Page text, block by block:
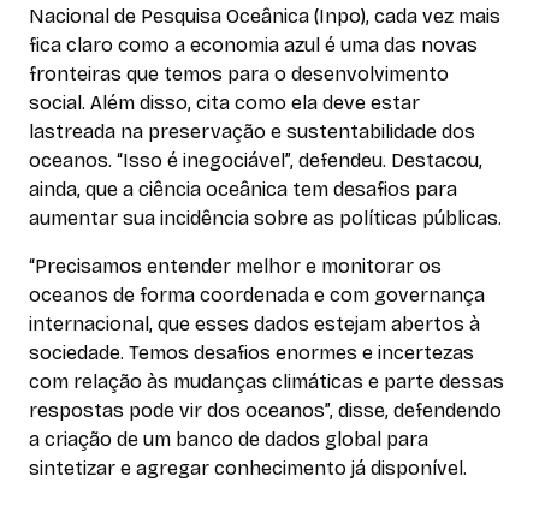
Nacional de Pesquisa Oceânica (Inpo), cada vez mais
fica claro como a economia azul é uma das novas
fronteiras que temos para o desenvolvimento
social. Além disso, cita como ela deve estar
lastreada na preservação e sustentabilidade dos
oceanos. “Isso é inegociável”, defendeu. Destacou,
ainda, que a ciência oceânica tem desafios para
aumentar sua incidência sobre as políticas públicas.
“Precisamos entender melhor e monitorar os
oceanos de forma coordenada e com governança
internacional, que esses dados estejam abertos à
sociedade. Temos desafios enormes e incertezas
com relação às mudanças climáticas e parte dessas
respostas pode vir dos oceanos”, disse, defendendo
a criação de um banco de dados global para
sintetizar e agregar conhecimento já disponível.